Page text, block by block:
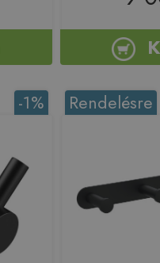
-1% Rendelésre